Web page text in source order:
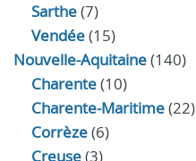
Sarthe(7)
Vendée(15)
Nouvelle-Aquitaine(140)
Charente(10)
Charente-Maritime(22)
Corrèze(6)
Creuse(3)